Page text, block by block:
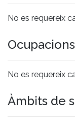
No es requereix
Ocupacions
No es requereix
Àmbits de